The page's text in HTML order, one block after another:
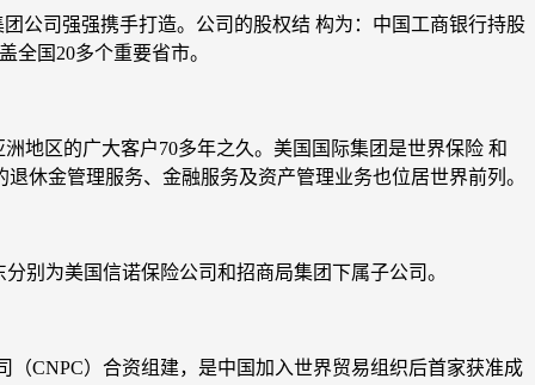
公司强强携手打造。公司的股权结 构为：中国工商银行持股
全国20多个重要省市。
地区的广大客户70多年之久。美国国际集团是世界保险 和
休金管理服务、金融服务及资产管理业务也位居世界前列。
别为美国信诺保险公司和招商局集团下属子公司。
CNPC）合资组建，是中国加入世界贸易组织后首家获准成